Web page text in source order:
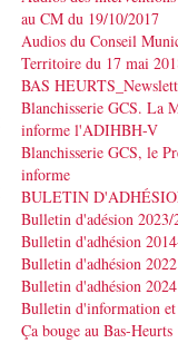
au CM du 19/10/2017
Audios du Conseil
Territoire du 17 mai
BAS
Blanchisserie GCS. La
informe l'ADIHBH-V
Blanchisserie GCS, le
informe
BULETIN
Bulletin d'adésion 2023/
Bulletin d'adhésion
Bulletin d'adhésion
Bulletin d'adhésion
Bulletin d'information et
Ça bouge au Bas-Heurts